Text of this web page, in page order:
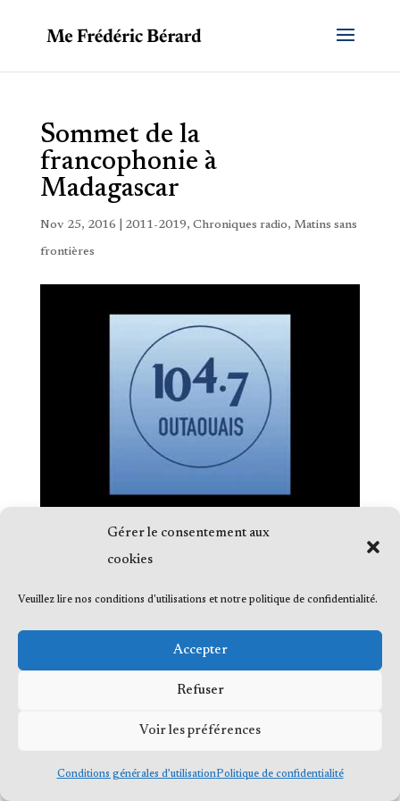
Gérer le consentement aux
cookies
Veuillez lire nos conditions d'utilisations et notre politique de confidentialité.
Accepter
Refuser
Voir les préférences
Conditions générales d’utilisationPolitique de confidentialité
Sommet de la
francophonie à
Madagascar
Nov 25, 2016 2011-2019, Chroniques radio, Matins sans
frontières